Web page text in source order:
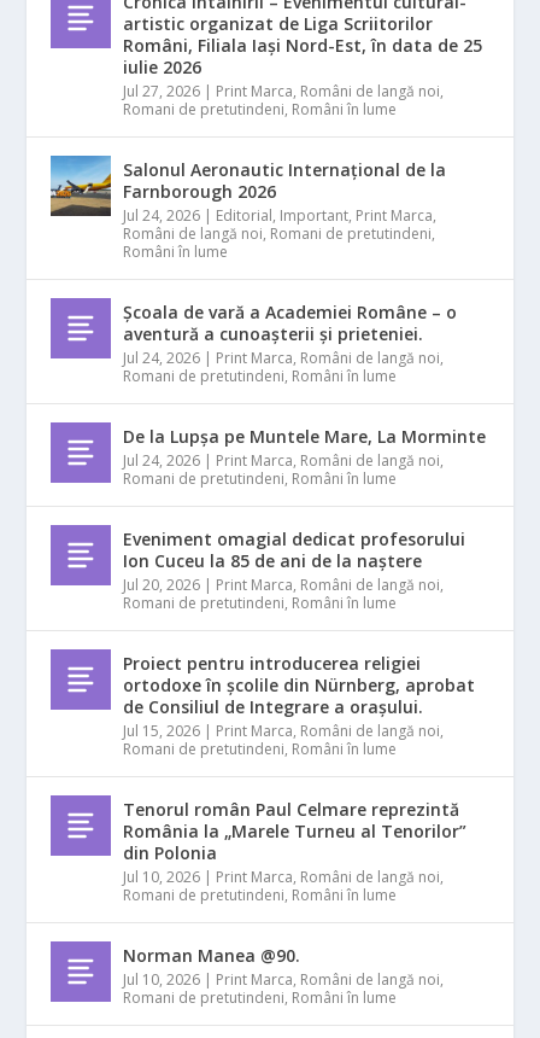
artistic organizat de Liga Scriitorilor
Români, Filiala Iași Nord-Est, în data de 25
iulie 2026
Jul 27, 2026 | Print Marca, Români de langă noi,
Romani de pretutindeni, Români în lume
Salonul Aeronautic Internațional de la
Farnborough 2026
Jul 24, 2026 | Editorial, Important, Print Marca,
Români de langă noi, Romani de pretutindeni,
Români în lume
Școala de vară a Academiei Române – o
aventură a cunoașterii și prieteniei.
Jul 24, 2026 | Print Marca, Români de langă noi,
Romani de pretutindeni, Români în lume
De la Lupșa pe Muntele Mare, La Morminte
Jul 24, 2026 | Print Marca, Români de langă noi,
Romani de pretutindeni, Români în lume
Eveniment omagial dedicat profesorului
Ion Cuceu la 85 de ani de la naștere
Jul 20, 2026 | Print Marca, Români de langă noi,
Romani de pretutindeni, Români în lume
Proiect pentru introducerea religiei
ortodoxe în școlile din Nürnberg, aprobat
de Consiliul de Integrare a orașului.
Jul 15, 2026 | Print Marca, Români de langă noi,
Romani de pretutindeni, Români în lume
Tenorul român Paul Celmare reprezintă
România la „Marele Turneu al Tenorilor”
din Polonia
Jul 10, 2026 | Print Marca, Români de langă noi,
Romani de pretutindeni, Români în lume
Norman Manea @90.
Jul 10, 2026 | Print Marca, Români de langă noi,
Romani de pretutindeni, Români în lume